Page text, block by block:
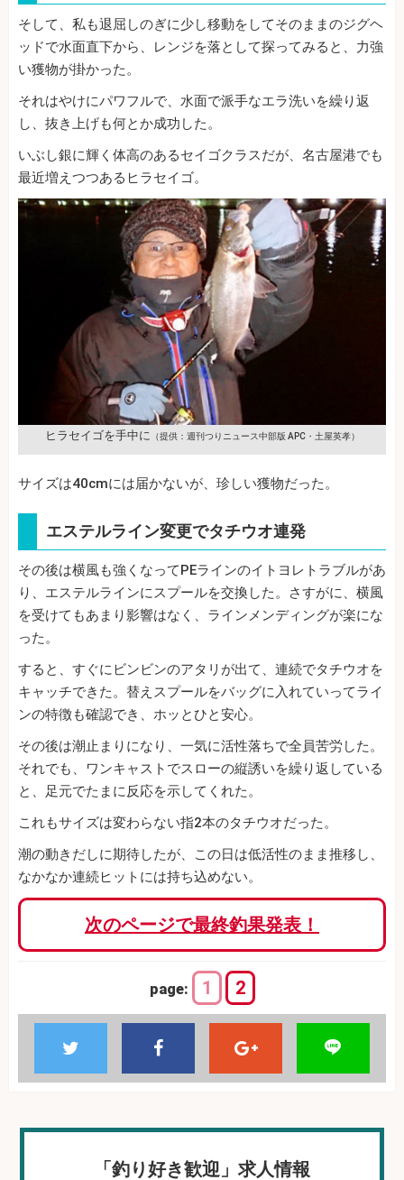
そして、私も退屈しのぎに少し移動をしてそのままのジグヘ
ッドで水面直下から、レンジを落として探ってみると、力強
い獲物が掛かった。
それはやけにパワフルで、水面で派手なエラ洗いを繰り返
し、抜き上げも何とか成功した。
いぶし銀に輝く体高のあるセイゴクラスだが、名古屋港でも
最近増えつつあるヒラセイゴ。
ヒラセイゴを手中に （提供：週刊つりニュース中部版 APC・土屋英孝）
サイズは40cmには届かないが、珍しい獲物だった。
エステルライン変更でタチウオ連発
その後は横風も強くなってPEラインのイトヨレトラブルがあ
り、エステルラインにスプールを交換した。さすがに、横風
を受けてもあまり影響はなく、ラインメンディングが楽にな
った。
すると、すぐにビンビンのアタリが出て、連続でタチウオを
キャッチできた。替えスプールをバッグに入れていってライ
ンの特徴も確認でき、ホッとひと安心。
その後は潮止まりになり、一気に活性落ちで全員苦労した。
それでも、ワンキャストでスローの縦誘いを繰り返している
と、足元でたまに反応を示してくれた。
これもサイズは変わらない指2本のタチウオだった。
潮の動きだしに期待したが、この日は低活性のまま推移し、
なかなか連続ヒットには持ち込めない。
次のページで最終釣果発表！
page: 1 2
「釣り好き歓迎」求人情報